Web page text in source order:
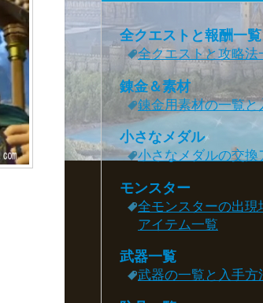
全クエストと報酬一覧
全クエストと攻略法
錬金＆素材
錬金用素材の一覧と
小さなメダル
小さなメダルの交換
モンスター
全モンスターの出現
アイテム一覧
武器一覧
武器の一覧と入手方